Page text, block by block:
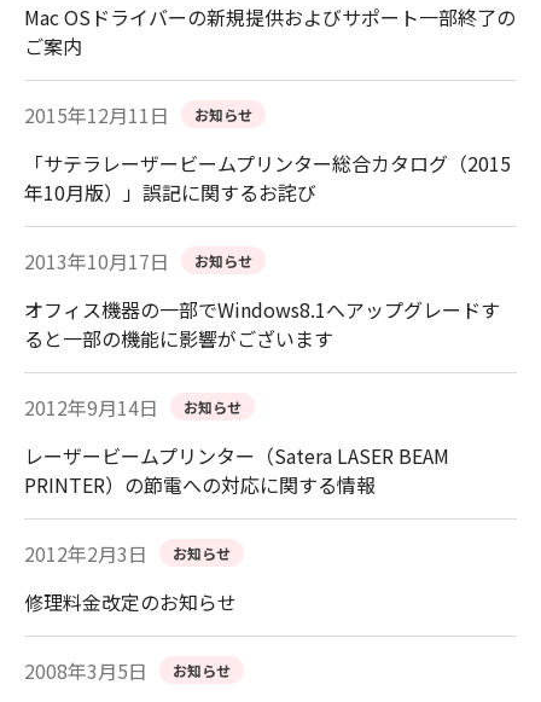
Mac OSドライバーの新規提供およびサポート一部終了の
ご案内
2015年12月11日 お知らせ
「サテラレーザービームプリンター総合カタログ（2015
年10月版）」誤記に関するお詫び
2013年10月17日 お知らせ
オフィス機器の一部でWindows8.1へアップグレードす
ると一部の機能に影響がございます
2012年9月14日 お知らせ
レーザービームプリンター（Satera LASER BEAM
PRINTER）の節電への対応に関する情報
2012年2月3日 お知らせ
修理料金改定のお知らせ
2008年3月5日 お知らせ